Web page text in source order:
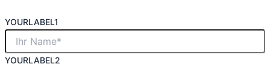
YOURLABEL1
YOURLABEL2